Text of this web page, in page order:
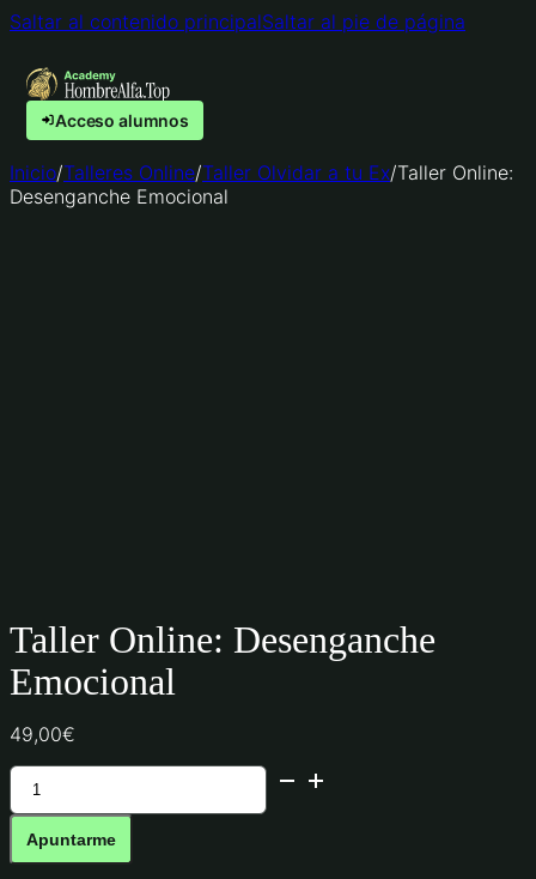
Saltar al contenido principalSaltar al pie de página
Acceso alumnos
Inicio/Talleres Online/Taller Olvidar a tu Ex/Taller Online:
Desenganche Emocional
Taller Online: Desenganche
Emocional
49,00€
Taller
Online:
Desenganche
Emocional
Apuntarme